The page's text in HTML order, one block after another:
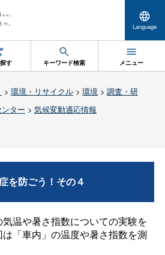
Language
す キーワード検索 メニュー
> 環境・リサイクル> 環境> 調査・研
ター > 気候変動適応情報
を防ごう！その４
温や暑さ指数についての実験を
「車内」の温度や暑さ指数を測